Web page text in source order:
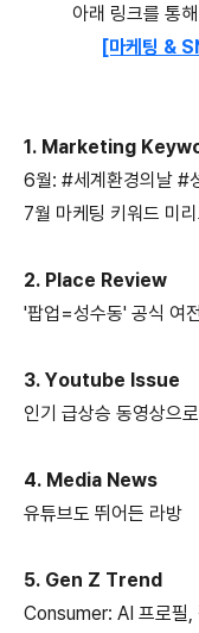
아래 링크를 통
[마케팅 &
1. Marketing
6월: #세계환경의날 #
7월 마케팅 키워드 미리
2. Place Review
'팝업=성수동' 공식 여
3. Youtube Issue
인기 급상승 동영상으
4. Media News
유튜브도 뛰어든 라방
5. Gen Z Trend
Consumer: AI 프로필,